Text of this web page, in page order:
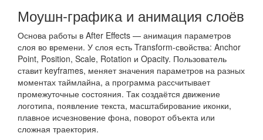
Моушн-графика и анимация слоёв
Основа работы в After Effects — анимация параметров
слоя во времени. У слоя есть Transform-свойства: Anchor
Point, Position, Scale, Rotation и Opacity. Пользователь
ставит keyframes, меняет значения параметров на разных
моментах таймлайна, а программа рассчитывает
промежуточные состояния. Так создаётся движение
логотипа, появление текста, масштабирование иконки,
плавное исчезновение фона, поворот объекта или
сложная траектория.